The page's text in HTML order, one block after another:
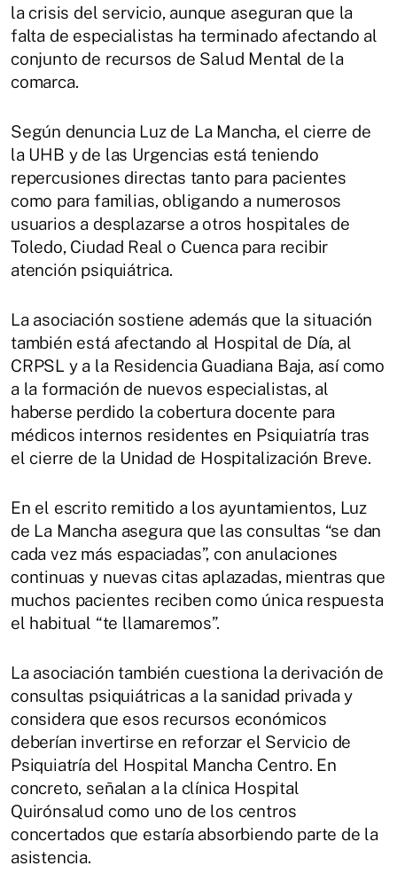
la crisis del servicio, aunque aseguran que la
falta de especialistas ha terminado afectando al
conjunto de recursos de Salud Mental de la
comarca.
Según denuncia Luz de La Mancha, el cierre de
la UHB y de las Urgencias está teniendo
repercusiones directas tanto para pacientes
como para familias, obligando a numerosos
usuarios a desplazarse a otros hospitales de
Toledo, Ciudad Real o Cuenca para recibir
atención psiquiátrica.
La asociación sostiene además que la situación
también está afectando al Hospital de Día, al
CRPSL y a la Residencia Guadiana Baja, así como
a la formación de nuevos especialistas, al
haberse perdido la cobertura docente para
médicos internos residentes en Psiquiatría tras
el cierre de la Unidad de Hospitalización Breve.
En el escrito remitido a los ayuntamientos, Luz
de La Mancha asegura que las consultas “se dan
cada vez más espaciadas”, con anulaciones
continuas y nuevas citas aplazadas, mientras que
muchos pacientes reciben como única respuesta
el habitual “te llamaremos”.
La asociación también cuestiona la derivación de
consultas psiquiátricas a la sanidad privada y
considera que esos recursos económicos
deberían invertirse en reforzar el Servicio de
Psiquiatría del Hospital Mancha Centro. En
concreto, señalan a la clínica Hospital
Quirónsalud como uno de los centros
concertados que estaría absorbiendo parte de la
asistencia.